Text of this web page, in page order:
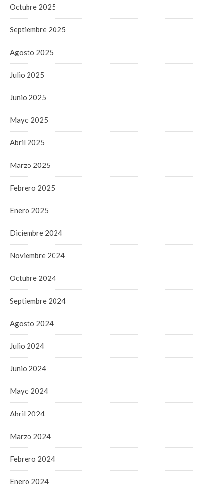
Octubre 2025
Septiembre 2025
Agosto 2025
Julio 2025
Junio 2025
Mayo 2025
Abril 2025
Marzo 2025
Febrero 2025
Enero 2025
Diciembre 2024
Noviembre 2024
Octubre 2024
Septiembre 2024
Agosto 2024
Julio 2024
Junio 2024
Mayo 2024
Abril 2024
Marzo 2024
Febrero 2024
Enero 2024